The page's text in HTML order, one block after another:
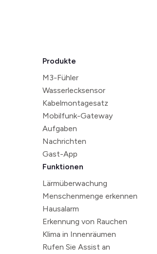
Produkte
M3-Fühler
Wasserlecksensor
Kabelmontagesatz
Mobilfunk-Gateway
Aufgaben
Nachrichten
Gast-App
Funktionen
Lärmüberwachung
Menschenmenge erkennen
Hausalarm
Erkennung von Rauchen
Klima in Innenräumen
Rufen Sie Assist an